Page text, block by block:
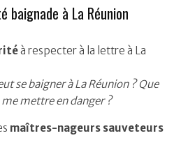
baignade à La Réunion
à respecter à la lettre à La
se baigner à La Réunion ? Que
mettre en danger ?
maîtres-nageurs sauveteurs